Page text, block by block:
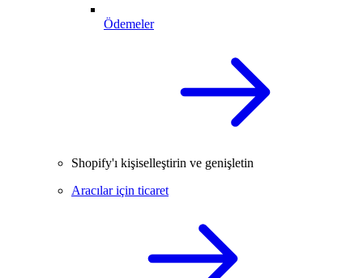
Ödemeler
Shopify'ı kişiselleştirin ve genişletin
Aracılar için ticaret